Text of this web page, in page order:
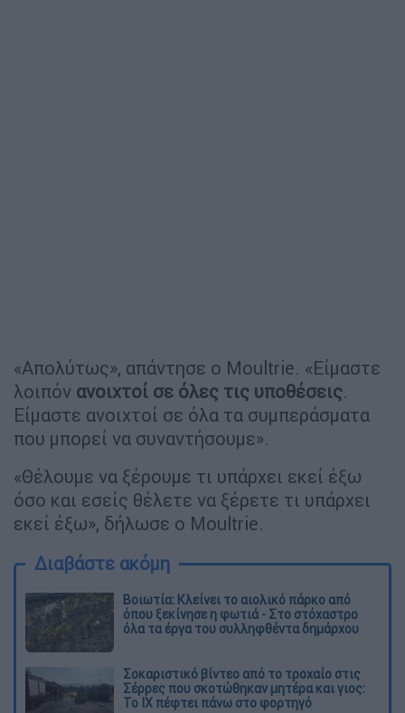
«Απολύτως», απάντησε ο Moultrie. «Είμαστε
λοιπόν ανοιχτοί σε όλες τις υποθέσεις.
Είμαστε ανοιχτοί σε όλα τα συμπεράσματα
που μπορεί να συναντήσουμε».
«Θέλουμε να ξέρουμε τι υπάρχει εκεί έξω
όσο και εσείς θέλετε να ξέρετε τι υπάρχει
εκεί έξω», δήλωσε ο Moultrie.
Διαβάστε ακόμη
Βοιωτία: Κλείνει το αιολικό πάρκο από
όπου ξεκίνησε η φωτιά - Στο στόχαστρο
όλα τα έργα του συλληφθέντα δημάρχου
Σοκαριστικό βίντεο από το τροχαίο στις
Σέρρες που σκοτώθηκαν μητέρα και γιος:
Το ΙΧ πέφτει πάνω στο φορτηγό